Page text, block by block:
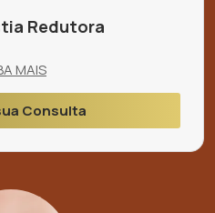
Redutora
MAIS
Consulta